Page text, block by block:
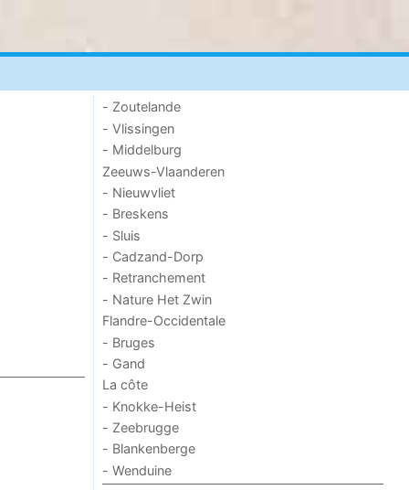
- Zoutelande
- Vlissingen
- Middelburg
Zeeuws-Vlaanderen
- Nieuwvliet
- Breskens
- Sluis
- Cadzand-Dorp
- Retranchement
- Nature Het Zwin
Flandre-Occidentale
- Bruges
- Gand
La côte
- Knokke-Heist
- Zeebrugge
- Blankenberge
- Wenduine